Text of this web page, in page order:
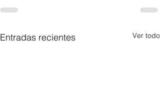
Entradas recientes Ver todo